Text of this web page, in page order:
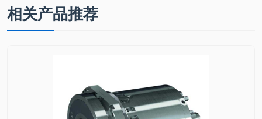
重型B轴、3DB6通
用型B轴
相关产品推荐